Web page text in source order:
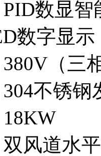
数显
数字显示
（三
不锈钢
风道水